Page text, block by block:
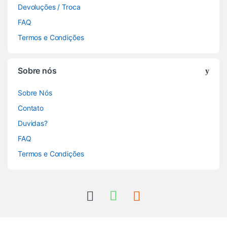
Devoluções / Troca
FAQ
Termos e Condições
Sobre nós
Sobre Nós
Contato
Duvidas?
FAQ
Termos e Condições